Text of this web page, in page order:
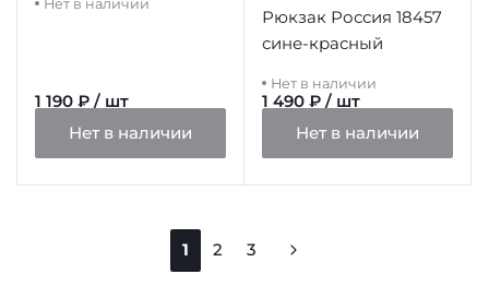
Нет в наличии
1 190 ₽ / шт
Нет в наличии
Рюкзак Россия 18457
сине-красный
Нет в наличии
1 490 ₽ / шт
Нет в наличии
1 2 3